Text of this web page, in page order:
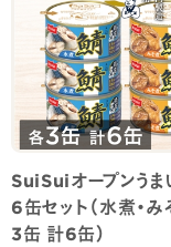
SuiSuiオープンうま
6缶セット（水煮・
3缶 計6缶）